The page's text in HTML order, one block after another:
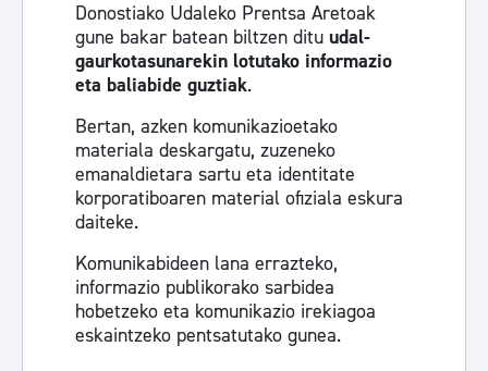
Donostiako Udaleko Prentsa Aretoak
gune bakar batean biltzen ditu udal-
gaurkotasunarekin lotutako informazio
eta baliabide guztiak.
Bertan, azken komunikazioetako
materiala deskargatu, zuzeneko
emanaldietara sartu eta identitate
korporatiboaren material ofiziala eskura
daiteke.
Komunikabideen lana errazteko,
informazio publikorako sarbidea
hobetzeko eta komunikazio irekiagoa
eskaintzeko pentsatutako gunea.